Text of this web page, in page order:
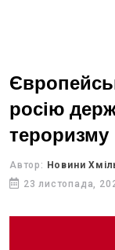
росію
тероризму
Автор: Новини
23 листопада,